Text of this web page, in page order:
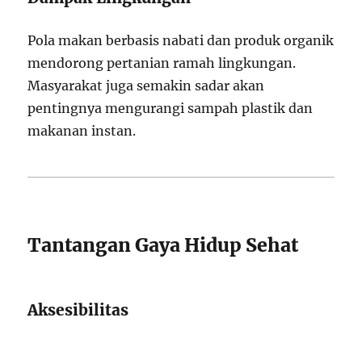
Pola makan berbasis nabati dan produk organik
mendorong pertanian ramah lingkungan.
Masyarakat juga semakin sadar akan
pentingnya mengurangi sampah plastik dan
makanan instan.
Tantangan Gaya Hidup Sehat
Aksesibilitas